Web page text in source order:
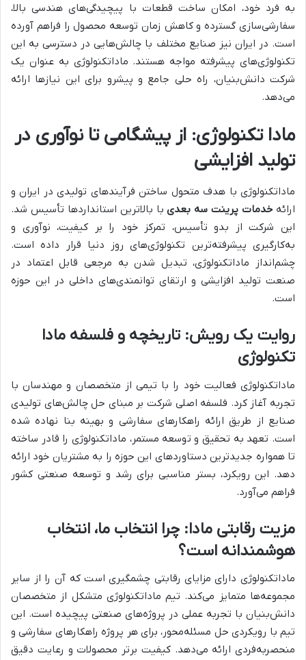
به فرد خود، امکان ساخت قطعات با پیچیدگی‌های هندسی بالا،
سفارشی‌سازی گسترده و کاهش زمان توسعه محصول را فراهم آورده
است. در ایران نیز صنایع مختلف با چالش‌هایی در دسترسی به این
تکنولوژی‌های پیشرفته مواجه هستند. ماداتکنولوژی به عنوان یک
شرکت دانش‌بنیان، راه حلی جامع و پیشرو برای این نیازها ارائه
می‌دهد.
مادا تکنولوژی: از پیشگامی تا نوآوری در
تولید افزایشی
ماداتکنولوژی با هدف متحول ساختن فرآیندهای تولیدی در ایران و
ارائه خدمات پرینت سه بعدیبا بالاترین استانداردها تأسیس شد.
این شرکت از بدو تأسیس، تمرکز خود را بر کیفیت، نوآوری و
به‌کارگیری پیشرفته‌ترین تکنولوژی‌های روز دنیا قرار داده است.
چشم‌انداز ماداتکنولوژی، تبدیل شدن به مرجعی قابل اعتماد در
صنعت تولید افزایشی و ارتقای توانمندی‌های داخلی در این حوزه
است.
روایت یک رویش: تاریخچه و فلسفه مادا
تکنولوژی
ماداتکنولوژی فعالیت خود را با تیمی از متخصصان و مهندسان با
تجربه آغاز کرد. فلسفه اصلی شرکت بر مبنای حل چالش‌های تولیدی
صنایع از طریق ارائه راهکارهای سفارشی و بهینه بنا نهاده شده
است. تعهد به تحقیق و توسعه مستمر، ماداتکنولوژی را قادر ساخته
تا همواره جدیدترین دستاوردهای این حوزه را به مشتریان خود ارائه
دهد. این رویکرد، بستر مناسبی برای رشد و توسعه صنعتی کشور
فراهم می‌آورد.
مزیت رقابتی مادا: چرا انتخاب ما، انتخاب
هوشمندانه است؟
ماداتکنولوژی دارای مزایای رقابتی چشمگیری است که آن را از سایر
مجموعه‌ها متمایز می‌کند. تیم ماداتکنولوژی متشکل از متخصصان
دانش‌بنیان با تجربه عملی در پروژه‌های صنعتی پیچیده است. این
تیم با رویکردی حل مسئله‌محور، برای هر پروژه راهکارهای سفارشی و
منحصربه‌فردی ارائه می‌دهد. کیفیت برتر محصولات و رعایت دقیق